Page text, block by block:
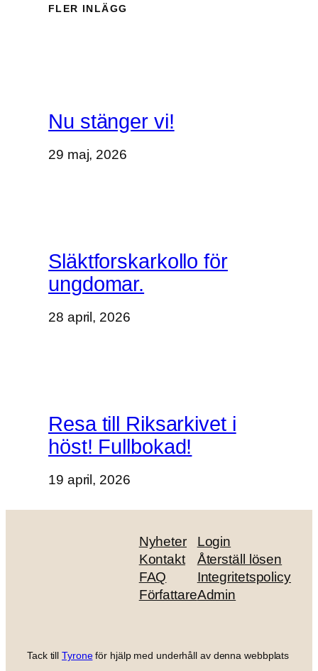
FLER INLÄGG
Nu stänger vi!
29 maj, 2026
Släktforskarkollo för
ungdomar.
28 april, 2026
Resa till Riksarkivet i
höst! Fullbokad!
19 april, 2026
Nyheter
Kontakt
FAQ
Författare
Login
Återställ lösen
Integritetspolicy
Admin
Tack tillTyroneför hjälp med underhåll av denna webbplats